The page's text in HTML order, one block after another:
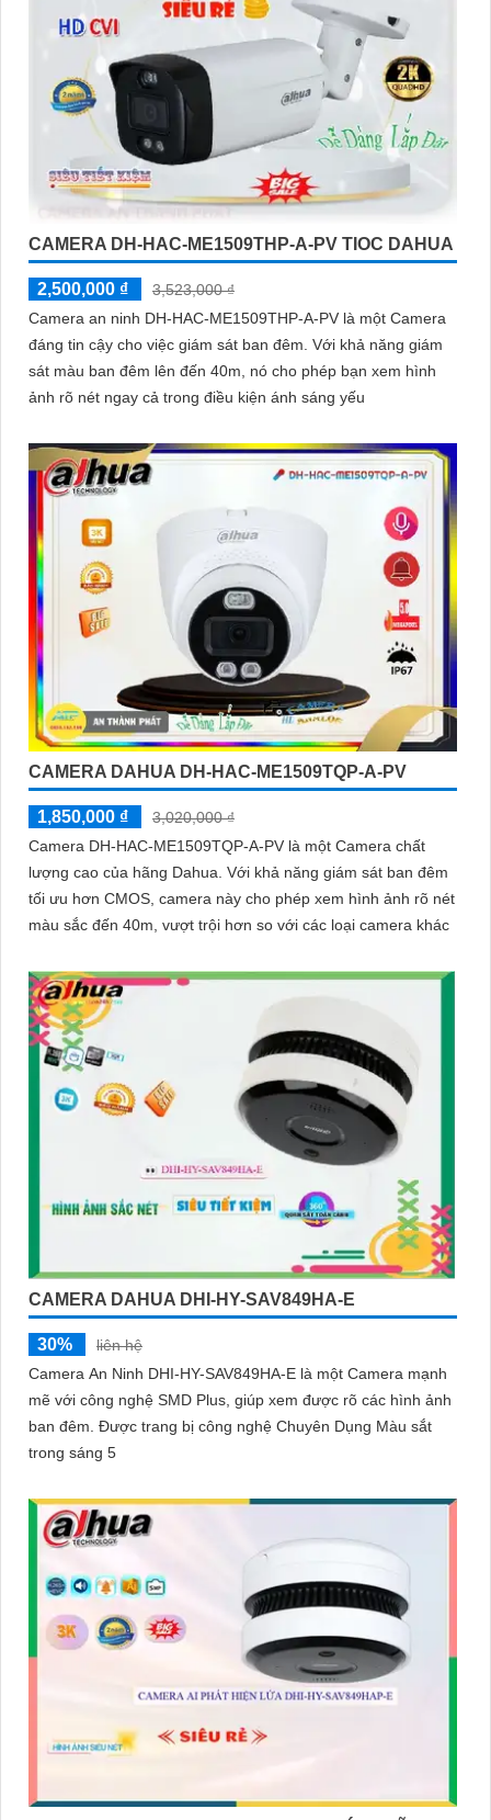
CAMERA DH-HAC-ME1509THP-A-PV TIOC DAHUA
2,500,000 ₫
3,523,000 ₫
Camera an ninh DH-HAC-ME1509THP-A-PV là một Camera
đáng tin cậy cho việc giám sát ban đêm. Với khả năng giám
sát màu ban đêm lên đến 40m, nó cho phép bạn xem hình
ảnh rõ nét ngay cả trong điều kiện ánh sáng yếu
CAMERA DAHUA DH-HAC-ME1509TQP-A-PV
1,850,000 ₫
3,020,000 ₫
Camera DH-HAC-ME1509TQP-A-PV là một Camera chất
lượng cao của hãng Dahua. Với khả năng giám sát ban đêm
tối ưu hơn CMOS, camera này cho phép xem hình ảnh rõ nét
màu sắc đến 40m, vượt trội hơn so với các loại camera khác
CAMERA DAHUA DHI-HY-SAV849HA-E
30%
liên hệ
Camera An Ninh DHI-HY-SAV849HA-E là một Camera mạnh
mẽ với công nghệ SMD Plus, giúp xem được rõ các hình ảnh
ban đêm. Được trang bị công nghệ Chuyên Dụng Màu sắt
trong sáng 5